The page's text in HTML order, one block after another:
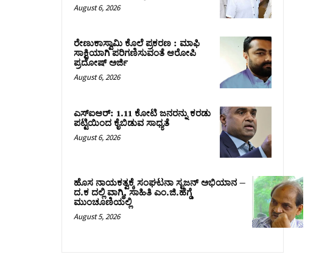
August 6, 2026
ರೇಣುಕಾಸ್ವಾಮಿ ಕೊಲೆ ಪ್ರಕರಣ : ಮಾಫಿ
ಸಾಕ್ಷಿಯಾಗಿ ಪರಿಗಣಿಸುವಂತೆ ಆರೋಪಿ
ಪ್ರದೋಷ್‌ ಅರ್ಜಿ
August 6, 2026
ಎಸ್‌ಐಆರ್‌: 1.11 ಕೋಟಿ ಜನರನ್ನು ಕರಡು
ಪಟ್ಟಿಯಿಂದ ಕೈಬಿಡುವ ಸಾಧ್ಯತೆ
August 6, 2026
ಹೊಸ ನಾಯಕತ್ವಕ್ಕೆ ಸಂಘಟನಾ ಸೃಜನ್ ಅಭಿಯಾನ –
ದ.ಕ ದಲ್ಲಿ ವಾಗ್ಮಿ, ಸಾಹಿತಿ ಎಂ.ಜಿ.ಹೆಗ್ಡೆ
ಮುಂಚೂಣಿಯಲ್ಲಿ
August 5, 2026